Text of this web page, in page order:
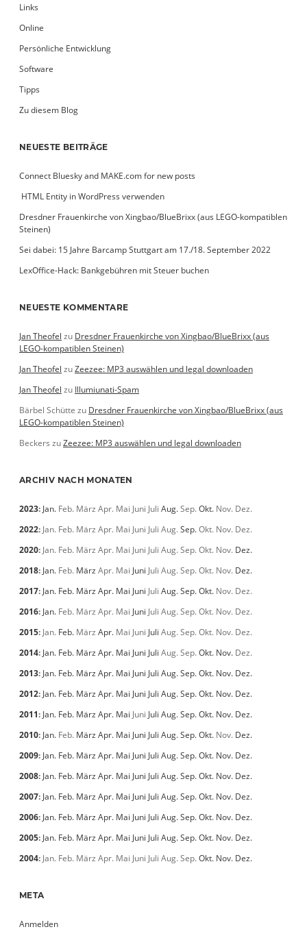
Links
Online
Persönliche Entwicklung
Software
Tipps
Zu diesem Blog
NEUESTE BEITRÄGE
Connect Bluesky and MAKE.com for new posts
­ HTML Entity in WordPress verwenden
Dresdner Frauenkirche von Xingbao/BlueBrixx (aus LEGO-kompatiblen
Steinen)
Sei dabei: 15 Jahre Barcamp Stuttgart am 17./18. September 2022
LexOffice-Hack: Bankgebühren mit Steuer buchen
NEUESTE KOMMENTARE
Jan Theofel zu Dresdner Frauenkirche von Xingbao/BlueBrixx (aus
LEGO-kompatiblen Steinen)
Jan Theofel zuZeezee: MP3 auswählen und legal downloaden
Jan Theofel zu Illumiunati-Spam
Bärbel Schütte zu Dresdner Frauenkirche von Xingbao/BlueBrixx (aus
LEGO-kompatiblen Steinen)
Beckers zuZeezee: MP3 auswählen und legal downloaden
ARCHIV NACH MONATEN
2023: Jan. Feb. März Apr. Mai Juni Juli Aug.Sep.Okt. Nov. Dez.
2022: Jan. Feb. März Apr. Mai Juni Juli Aug.Sep.Okt. Nov. Dez.
2020: Jan. Feb. März Apr. Mai Juni Juli Aug.Sep.Okt. Nov. Dez.
2018: Jan. Feb. März Apr. Mai Juni Juli Aug.Sep.Okt. Nov. Dez.
2017: Jan. Feb. März Apr. Mai Juni Juli Aug.Sep.Okt. Nov. Dez.
2016: Jan. Feb. März Apr. Mai Juni Juli Aug.Sep.Okt. Nov. Dez.
2015: Jan. Feb. März Apr. Mai Juni Juli Aug.Sep.Okt. Nov. Dez.
2014: Jan. Feb. März Apr. Mai Juni Juli Aug.Sep.Okt. Nov. Dez.
2013: Jan. Feb. März Apr. Mai Juni Juli Aug.Sep.Okt. Nov. Dez.
2012: Jan. Feb. März Apr. Mai Juni Juli Aug.Sep.Okt. Nov. Dez.
2011: Jan. Feb. März Apr. Mai Juni Juli Aug.Sep.Okt. Nov. Dez.
2010: Jan. Feb. März Apr. Mai Juni Juli Aug.Sep.Okt. Nov. Dez.
2009: Jan. Feb. März Apr. Mai Juni Juli Aug.Sep.Okt. Nov. Dez.
2008: Jan. Feb. März Apr. Mai Juni Juli Aug.Sep.Okt. Nov. Dez.
2007: Jan. Feb. März Apr. Mai Juni Juli Aug.Sep.Okt. Nov. Dez.
2006: Jan. Feb. März Apr. Mai Juni Juli Aug.Sep.Okt. Nov. Dez.
2005: Jan. Feb. März Apr. Mai Juni Juli Aug.Sep.Okt. Nov. Dez.
2004: Jan. Feb. März Apr. Mai Juni Juli Aug.Sep.Okt. Nov. Dez.
META
Anmelden